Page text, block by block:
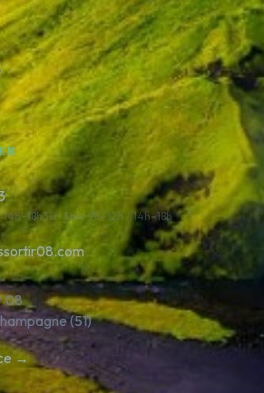
· Sam 9h–12h / 14h–18h
08
(51)
→